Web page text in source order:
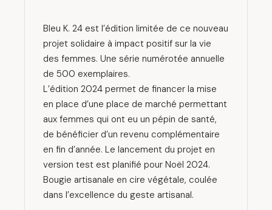
Bleu K. 24 est l’édition limitée de ce nouveau
projet solidaire à impact positif sur la vie
des femmes. Une série numérotée annuelle
de 500 exemplaires.
L’édition 2024 permet de financer la mise
en place d’une place de marché permettant
aux femmes qui ont eu un pépin de santé,
de bénéficier d’un revenu complémentaire
en fin d’année. Le lancement du projet en
version test est planifié pour Noël 2024.
Bougie artisanale en cire végétale, coulée
dans l’excellence du geste artisanal.